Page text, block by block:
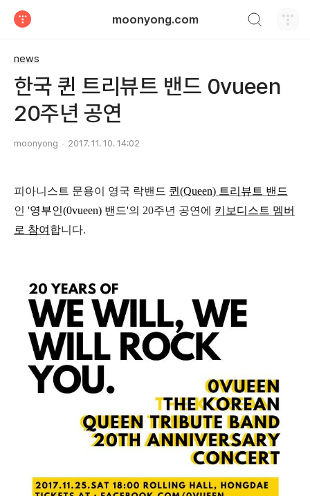
moonyong.com
news
한국 퀸 트리뷰트 밴드 0vueen
20주년 공연
moonyong 2017. 11. 10. 14:02
피아니스트 문용이 영국 락밴드 퀸(Queen) 트리뷰트 밴드
인 '영부인(0vueen) 밴드'의 20주년 공연에 키보디스트 멤버
로 참여 합니다.